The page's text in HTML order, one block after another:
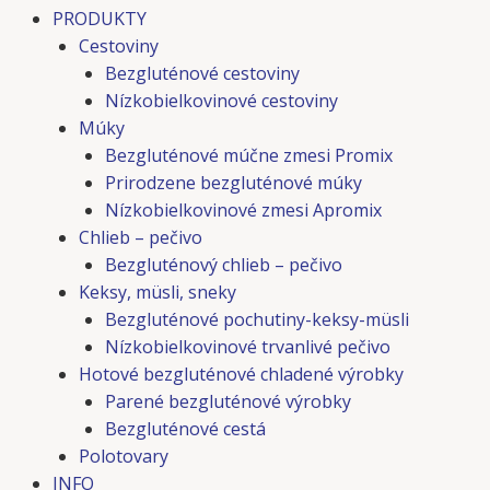
PRODUKTY
Cestoviny
Bezgluténové cestoviny
Nízkobielkovinové cestoviny
Múky
Bezgluténové múčne zmesi Promix
Prirodzene bezgluténové múky
Nízkobielkovinové zmesi Apromix
Chlieb – pečivo
Bezgluténový chlieb – pečivo
Keksy, müsli, sneky
Bezgluténové pochutiny-keksy-müsli
Nízkobielkovinové trvanlivé pečivo
Hotové bezgluténové chladené výrobky
Parené bezgluténové výrobky
Bezgluténové cestá
Polotovary
INFO